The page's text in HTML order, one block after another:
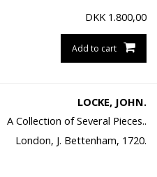
DKK 1.800,00
Add to cart
LOCKE, JOHN.
A Collection of Several Pieces..
London, J. Bettenham, 1720.